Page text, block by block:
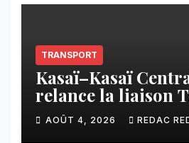
TRANSPORT
Kasaï–Kasaï
relance la liaison
Tshiamu pour
échanges
AOÛT 4, 2026 REDAC